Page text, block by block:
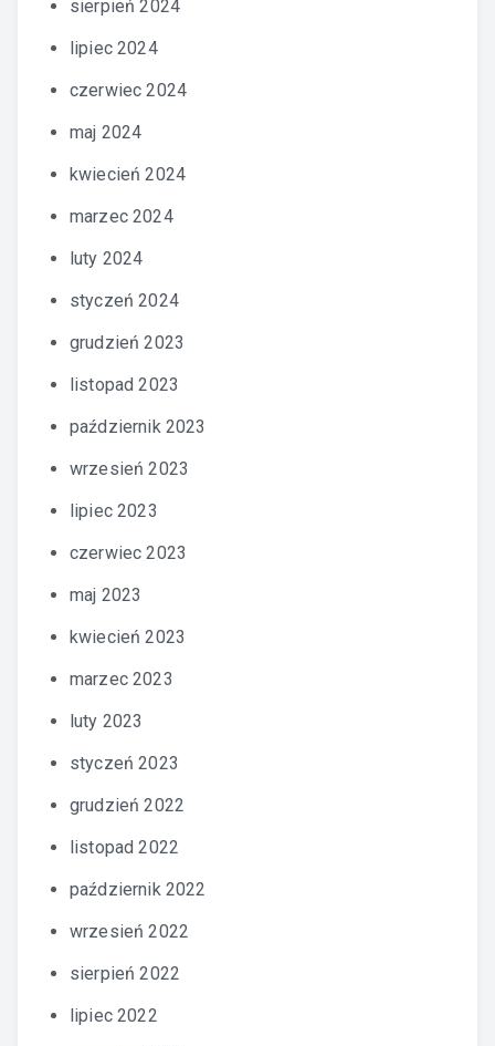
sierpień 2024
lipiec 2024
czerwiec 2024
maj 2024
kwiecień 2024
marzec 2024
luty 2024
styczeń 2024
grudzień 2023
listopad 2023
październik 2023
wrzesień 2023
lipiec 2023
czerwiec 2023
maj 2023
kwiecień 2023
marzec 2023
luty 2023
styczeń 2023
grudzień 2022
listopad 2022
październik 2022
wrzesień 2022
sierpień 2022
lipiec 2022